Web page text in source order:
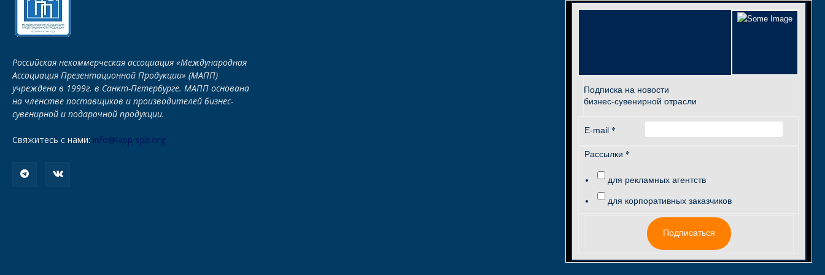
Российская некоммерческая ассоциация «Международная
Ассоциация Презентационной Продукции» (МАПП)
учреждена в 1999г. в Санкт-Петербурге. МАПП основана
на членстве поставщиков и производителей бизнес-
сувенирной и подарочной продукции.
Свяжитесь с нами: info@iapp-spb.org
Подписка на новости
бизнес-сувенирной отрасли
E-mail *
Рассылки *
для рекламных агентств
для корпоративных заказчиков
Подписаться